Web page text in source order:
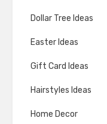
Dollar Tree Ideas
Easter Ideas
Gift Card Ideas
Hairstyles Ideas
Home Decor